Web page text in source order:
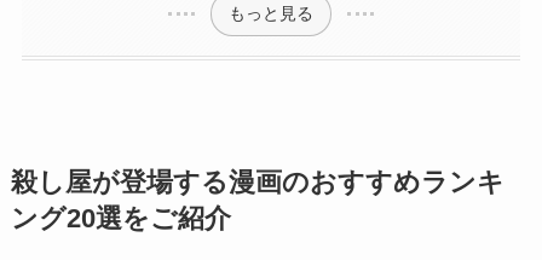
もっと見る
殺し屋が登場する漫画のおすすめランキ
ング20選をご紹介